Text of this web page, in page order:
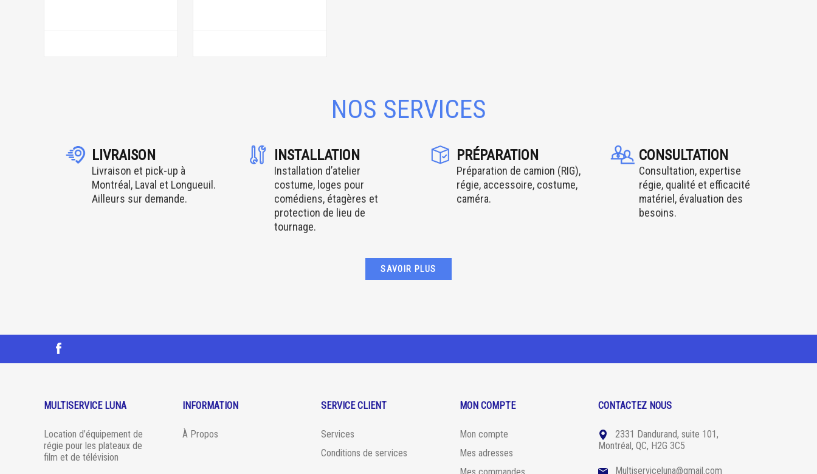
NOS SERVICES
LIVRAISON
Livraison et pick-up à
Montréal, Laval et Longueuil.
Ailleurs sur demande.
INSTALLATION
Installation d’atelier
costume, loges pour
comédiens, étagères et
protection de lieu de
tournage.
PRÉPARATION
Préparation de camion (RIG),
régie, accessoire, costume,
caméra.
CONSULTATION
Consultation, expertise
régie, qualité et efficacité
matériel, évaluation des
besoins.
SAVOIR PLUS
MULTISERVICE LUNA
Location d’équipement de
régie pour les plateaux de
film et de télévision
INFORMATION
À Propos
SERVICE CLIENT
Services
Conditions de services
MON COMPTE
Mon compte
Mes adresses
Mes commandes
CONTACTEZ NOUS
2331 Dandurand, suite 101,
Montréal, QC, H2G 3C5
Multiserviceluna@gmail.com